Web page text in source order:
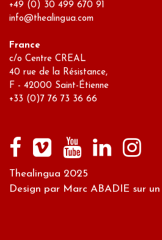
+49 (0) 30 499 670 91
info@thealingua.com
France
c/o Centre CREAL
40 rue de la Résistance,
F - 42000 Saint-Étienne
+33 (0)7 76 73 36 66
Thealingua 2025
Design par Marc ABADIE sur